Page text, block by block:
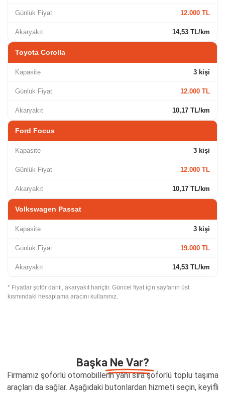
Günlük Fiyat 12.000 TL
Akaryakıt 14,53 TL/km
Toyota Corolla
Kapasite 3 kişi
Günlük Fiyat 12.000 TL
Akaryakıt 10,17 TL/km
Ford Focus
Kapasite 3 kişi
Günlük Fiyat 12.000 TL
Akaryakıt 10,17 TL/km
Volkswagen Passat
Kapasite 3 kişi
Günlük Fiyat 19.000 TL
Akaryakıt 14,53 TL/km
* Fiyatlar şoför dahil, akaryakıt hariçtir. Güncel fiyat için sayfanın üst
kısmındaki hesaplama aracını kullanınız.
Başka Ne Var?
Firmamız şoförlü otomobillerin yanı sıra şoförlü toplu taşıma
araçları da sağlar. Aşağıdaki butonlardan hizmeti seçin, keyifli